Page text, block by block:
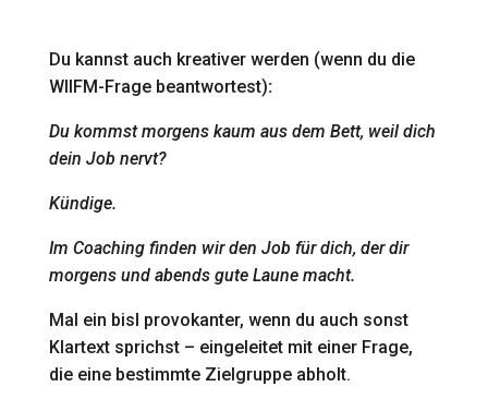
Du kannst auch kreativer werden (wenn du die
WIIFM-Frage beantwortest):
Du kommst morgens kaum aus dem Bett, weil dich
dein Job nervt?
Kündige.
Im Coaching finden wir den Job für dich, der dir
morgens und abends gute Laune macht.
Mal ein bisl provokanter, wenn du auch sonst
Klartext sprichst – eingeleitet mit einer Frage,
die eine bestimmte Zielgruppe abholt.